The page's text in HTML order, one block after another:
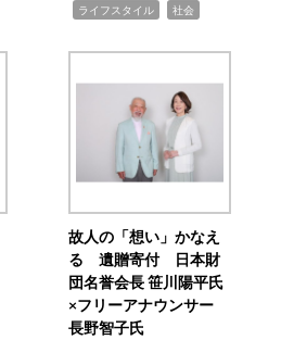
ライフスタイル 社会
故人の「想い」かなえ
る 遺贈寄付 日本財
団名誉会長 笹川陽平氏
×フリーアナウンサー
長野智子氏